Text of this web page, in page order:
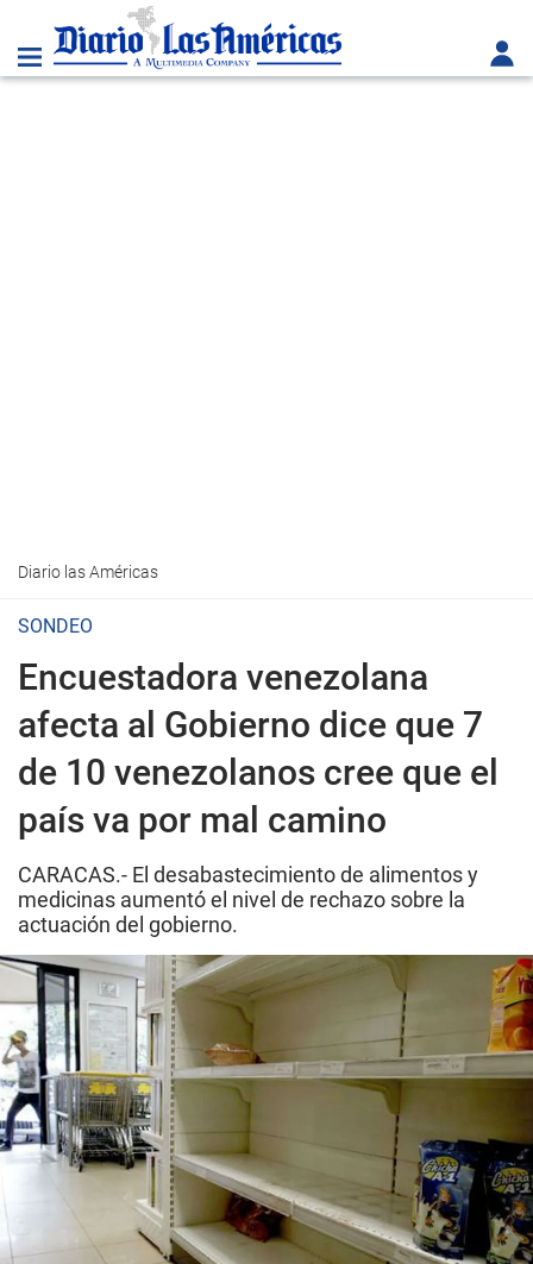
Diario las Américas
SONDEO
Encuestadora venezolana
afecta al Gobierno dice que 7
de 10 venezolanos cree que el
país va por mal camino
CARACAS.- El desabastecimiento de alimentos y
medicinas aumentó el nivel de rechazo sobre la
actuación del gobierno.